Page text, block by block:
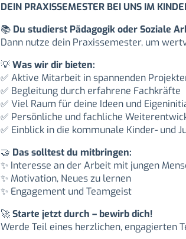
DEIN PRAXISSEMESTER BEI UNS IM
📚 Du studierst Pädagogik oder Soziale
Dann nutze dein Praxissemester, um
💡Was wir dir bieten:
✅ Aktive Mitarbeit in spannenden
✅ Begleitung durch erfahrene Fachkräfte
✅ Viel Raum für deine Ideen und
✅ Persönliche und fachliche
✅ Einblick in die kommunale Kinder- und
🤝 Das solltest du mitbringen:
✨ Interesse an der Arbeit mit jungen
✨ Motivation, Neues zu lernen
✨ Engagement und Teamgeist
🚀Starte jetzt durch – bewirb dich!
Werde Teil eines herzlichen, engagierten